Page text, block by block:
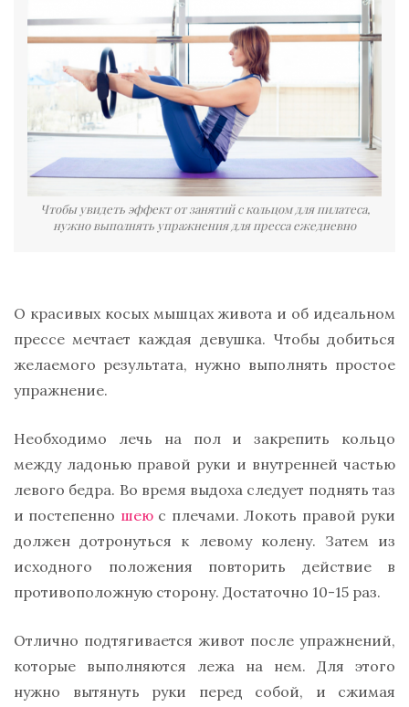
Чтобы увидеть эффект от занятий с кольцом для пилатеса,
нужно выполнять упражнения для пресса ежедневно
О красивых косых мышцах живота и об идеальном
прессе мечтает каждая девушка. Чтобы добиться
желаемого результата, нужно выполнять простое
упражнение.
Необходимо лечь на пол и закрепить кольцо
между ладонью правой руки и внутренней частью
левого бедра. Во время выдоха следует поднять таз
и постепенно шеюс плечами. Локоть правой руки
должен дотронуться к левому колену. Затем из
исходного положения повторить действие в
противоположную сторону. Достаточно 10-15 раз.
Отлично подтягивается живот после упражнений,
которые выполняются лежа на нем. Для этого
нужно вытянуть руки перед собой, и сжимая